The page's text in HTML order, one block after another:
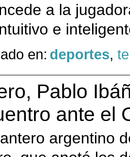
a la
e
en: deportes,
Pablo
ante el
argentino